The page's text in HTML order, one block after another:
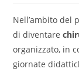
Nell’ambito del
di diventare
organizzato, in
giornate